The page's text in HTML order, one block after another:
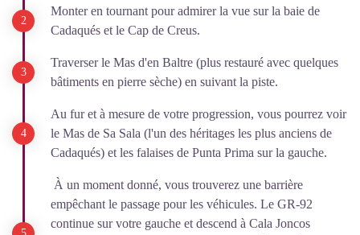
Monter en tournant pour admirer la vue sur la baie de
Cadaqués et le Cap de Creus.
Traverser le Mas d'en Baltre (plus restauré avec quelques
bâtiments en pierre sèche) en suivant la piste.
Au fur et à mesure de votre progression, vous pourrez voir
le Mas de Sa Sala (l'un des héritages les plus anciens de
Cadaqués) et les falaises de Punta Prima sur la gauche.
À un moment donné, vous trouverez une barrière
empêchant le passage pour les véhicules. Le GR-92
continue sur votre gauche et descend à Cala Joncos